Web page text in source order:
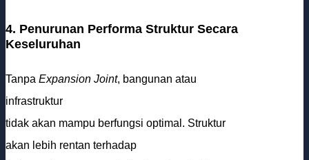
4. Penurunan Performa Struktur Secara
Keseluruhan
Tanpa Expansion Joint, bangunan atau
infrastruktur
tidak akan mampu berfungsi optimal. Struktur
akan lebih rentan terhadap